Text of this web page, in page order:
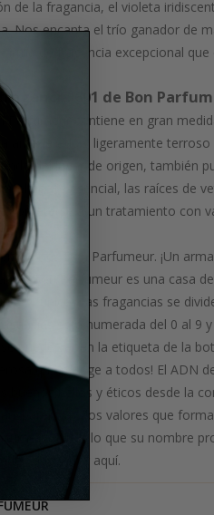
de la fragancia, el violeta
Nos encanta el trío ganador de
firma de fragancia excepcional
601 de Bon
Parfumeur contiene en gran
amaderado y ligeramente terroso
del lugar de origen, también
el aceite esencial, las raíces de
someterse a un tratamiento con
601 es Bon Parfumeur. ¡Un
Bon Parfumeur es una casa
y único. Las fragancias se
está numerada del 0 al 9
puede ver en la etiqueta de la
que recoge a todos! El ADN
buenos,
bellos y éticos desde la
y los valores que
que
lt, lo que su nombre
encontrar aquí.